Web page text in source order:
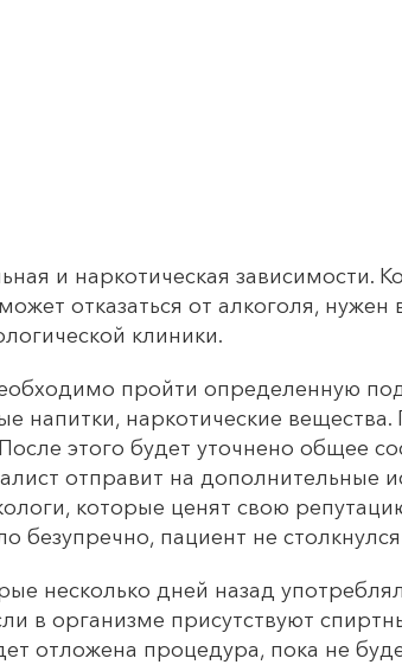
и наркотическая зависимости.
отказаться от алкоголя,
клиники.
пройти определенную
напитки, наркотические
этого будет уточнено общее
отправит на дополнительные
которые ценят свою
безупречно, пациент не
несколько дней назад
в организме присутствуют
отложена процедура, пока не